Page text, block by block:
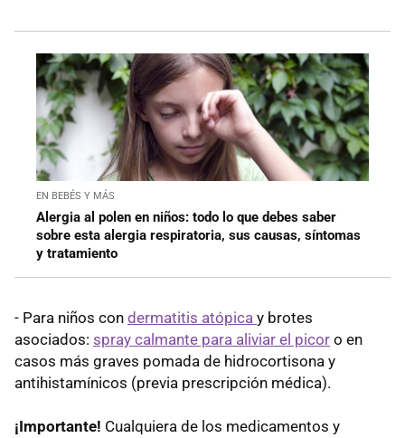
EN BEBÉS Y MÁS
Alergia al polen en niños: todo lo que debes saber
sobre esta alergia respiratoria, sus causas, síntomas
y tratamiento
- Para niños con dermatitis atópica y brotes
asociados: spray calmante para aliviar el picor o en
casos más graves pomada de hidrocortisona y
antihistamínicos (previa prescripción médica).
¡Importante! Cualquiera de los medicamentos y